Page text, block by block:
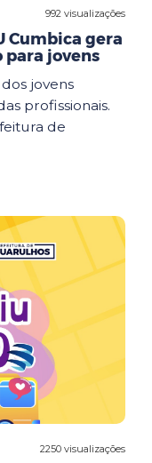
992 visualizações
Cumbica gera
jovens
jovens
profissionais.
de
2250 visualizações